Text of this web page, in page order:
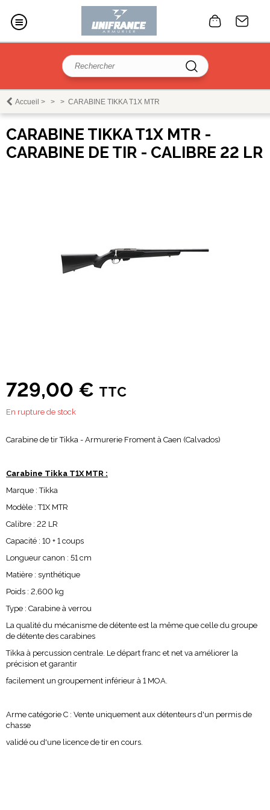
Accueil > > > CARABINE TIKKA T1X MTR
CARABINE TIKKA T1X MTR -
CARABINE DE TIR - CALIBRE 22 LR
729,00 € TTC
En rupture de stock
Carabine de tir Tikka - Armurerie Froment à Caen (Calvados)
Carabine Tikka T1X MTR :
Marque : Tikka
Modèle : T1X MTR
Calibre : 22 LR
Capacité : 10 + 1 coups
Longueur canon : 51 cm
Matière : synthétique
Poids : 2,600 kg
Type : Carabine à verrou
La qualité du mécanisme de détente est la même que celle du groupe
de détente des carabines
Tikka à percussion centrale. Le départ franc et net va améliorer la
précision et garantir
facilement un groupement inférieur à 1 MOA.
Arme catégorie C : Vente uniquement aux détenteurs d'un permis de
chasse
validé ou d'une licence de tir en cours.